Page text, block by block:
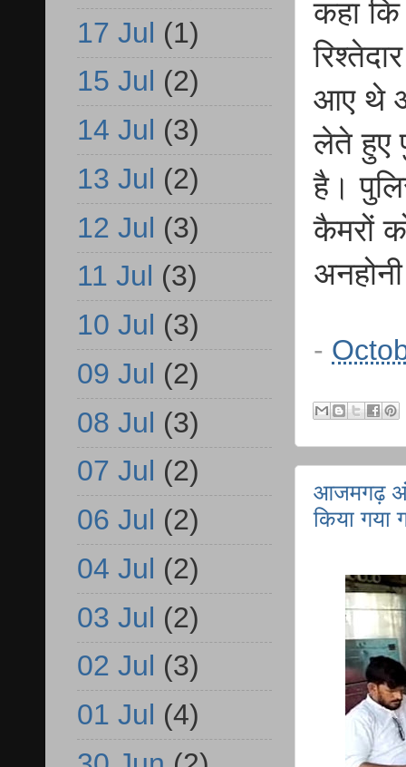
कहा
आए थे
लेते हुए
है।
कैमरों
-
आजमगढ़
किया गया
17 Jul (1)
15 Jul (2)
14 Jul (3)
13 Jul (2)
12 Jul (3)
11 Jul (3)
10 Jul (3)
09 Jul (2)
08 Jul (3)
07 Jul (2)
06 Jul (2)
04 Jul (2)
03 Jul (2)
02 Jul (3)
01 Jul (4)